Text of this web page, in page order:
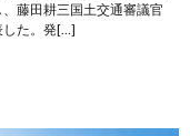
藤田耕三国土交通審議官
した。発[…]